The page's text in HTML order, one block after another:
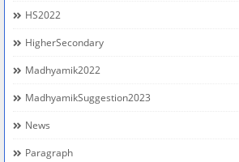
HS2022
HigherSecondary
Madhyamik2022
MadhyamikSuggestion2023
News
Paragraph